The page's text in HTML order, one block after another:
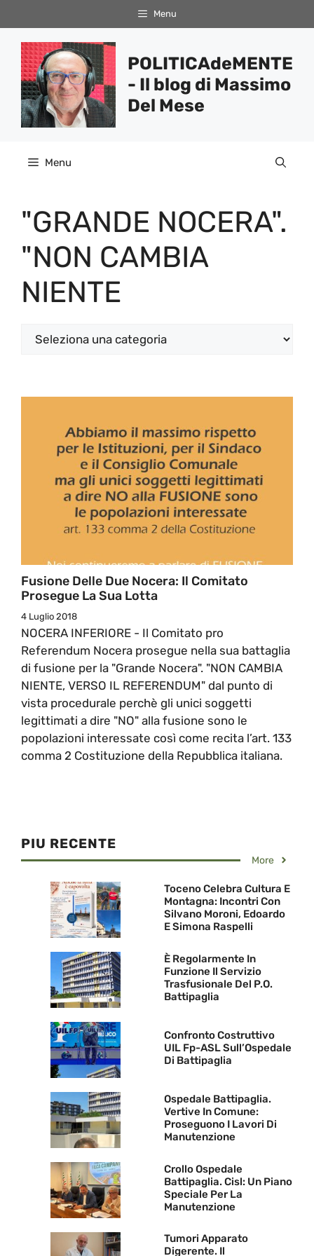
al
contenuto
Menu
POLITICAdeMENTE
- Il blog di Massimo
Del Mese
Menu
"GRANDE NOCERA".
"NON CAMBIA
NIENTE
Categorie
Fusione Delle Due Nocera: Il Comitato
Prosegue La Sua Lotta
4 Luglio 2018
NOCERA INFERIORE - Il Comitato pro
Referendum Nocera prosegue nella sua battaglia
di fusione per la "Grande Nocera". "NON CAMBIA
NIENTE, VERSO IL REFERENDUM" dal punto di
vista procedurale perchè gli unici soggetti
legittimati a dire "NO" alla fusione sono le
popolazioni interessate così come recita l’art. 133
comma 2 Costituzione della Repubblica italiana.
PIU RECENTE
More
Toceno Celebra Cultura E
Montagna: Incontri Con
Silvano Moroni, Edoardo
E Simona Raspelli
È Regolarmente In
Funzione Il Servizio
Trasfusionale Del P.O.
Battipaglia
Confronto Costruttivo
UIL Fp-ASL Sull’Ospedale
Di Battipaglia
Ospedale Battipaglia.
Vertive In Comune:
Proseguono I Lavori Di
Manutenzione
Crollo Ospedale
Battipaglia. Cisl: Un Piano
Speciale Per La
Manutenzione
Tumori Apparato
Digerente. Il